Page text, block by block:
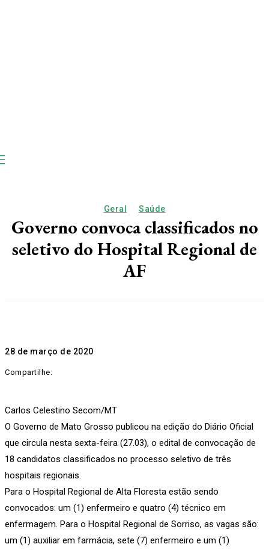
Geral Saúde
Governo convoca classificados no
seletivo do Hospital Regional de
AF
28 de março de 2020
Compartilhe:
Carlos Celestino Secom/MT
O Governo de Mato Grosso publicou na edição do Diário Oficial
que circula nesta sexta-feira (27.03), o edital de convocação de
18 candidatos classificados no processo seletivo de três
hospitais regionais.
Para o Hospital Regional de Alta Floresta estão sendo
convocados: um (1) enfermeiro e quatro (4) técnico em
enfermagem. Para o Hospital Regional de Sorriso, as vagas são:
um (1) auxiliar em farmácia, sete (7) enfermeiro e um (1)